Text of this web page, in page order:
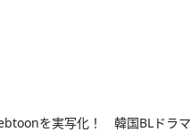
を実写化！ 韓国BLドラ